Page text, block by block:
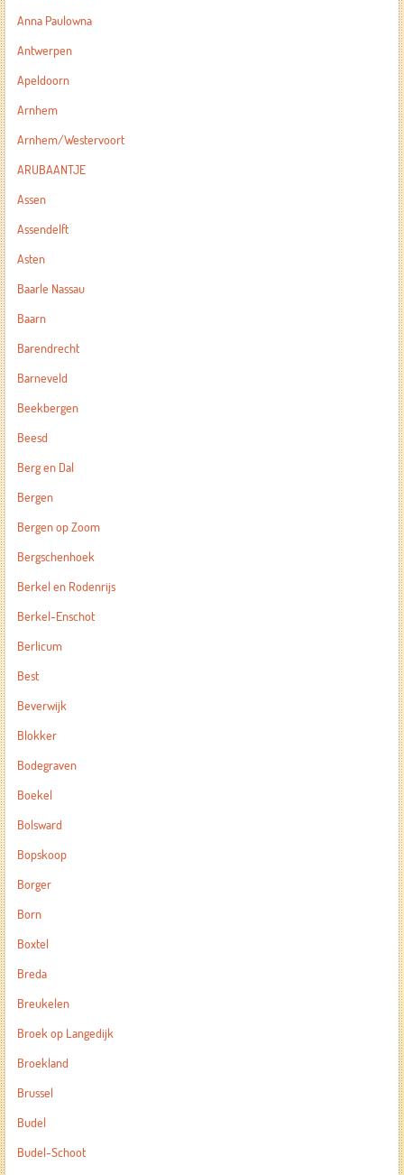
Anna Paulowna
Antwerpen
Apeldoorn
Arnhem
Arnhem/Westervoort
ARUBAANTJE
Assen
Assendelft
Asten
Baarle Nassau
Baarn
Barendrecht
Barneveld
Beekbergen
Beesd
Berg en Dal
Bergen
Bergen op Zoom
Bergschenhoek
Berkel en Rodenrijs
Berkel-Enschot
Berlicum
Best
Beverwijk
Blokker
Bodegraven
Boekel
Bolsward
Bopskoop
Borger
Born
Boxtel
Breda
Breukelen
Broek op Langedijk
Broekland
Brussel
Budel
Budel-Schoot